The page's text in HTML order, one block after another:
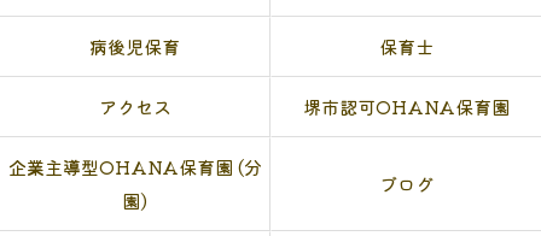
病後児保育 保育士
アクセス 堺市認可OHANA保育園
企業主導型OHANA保育園 (分
園)
ブログ